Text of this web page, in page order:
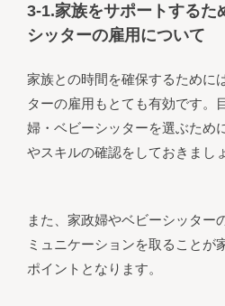
3-1.家族をサポートするた
シッターの雇用について
家族との時間を確保するために
ターの雇用もとても有効です。
婦・ベビーシッターを選ぶため
やスキルの確認をしておきまし
また、家政婦やベビーシッター
ミュニケーションを取ることが
ポイントとなります。